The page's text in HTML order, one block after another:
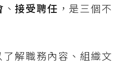
、接受聘任 ，是三個不
解職務內容、組織文